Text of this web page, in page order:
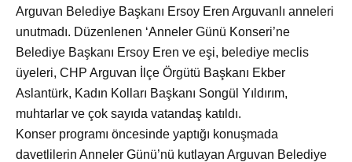
Arguvan Belediye Başkanı Ersoy Eren Arguvanlı anneleri
unutmadı. Düzenlenen ‘Anneler Günü Konseri’ne
Belediye Başkanı Ersoy Eren ve eşi, belediye meclis
üyeleri, CHP Arguvan İlçe Örgütü Başkanı Ekber
Aslantürk, Kadın Kolları Başkanı Songül Yıldırım,
muhtarlar ve çok sayıda vatandaş katıldı.
Konser programı öncesinde yaptığı konuşmada
davetlilerin Anneler Günü’nü kutlayan Arguvan Belediye